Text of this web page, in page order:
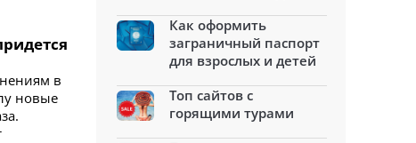
в
новые
Как оформить
заграничный паспорт
для взрослых и детей
Топ сайтов с
горящими турами